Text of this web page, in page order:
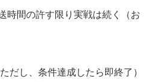
時間の許す限り実戦は続く（お
だし、条件達成したら即終了）